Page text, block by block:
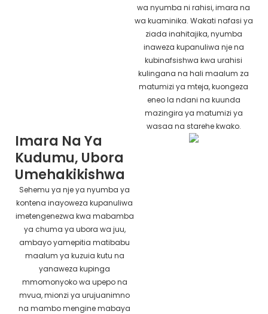
wa nyumba ni rahisi, imara na
wa kuaminika. Wakati nafasi ya
ziada inahitajika, nyumba
inaweza kupanuliwa nje na
kubinafsishwa kwa urahisi
kulingana na hali maalum za
matumizi ya mteja, kuongeza
eneo la ndani na kuunda
mazingira ya matumizi ya
wasaa na starehe kwako.
Imara Na Ya
Kudumu, Ubora
Umehakikishwa
Sehemu ya nje ya nyumba ya
kontena inayoweza kupanuliwa
imetengenezwa kwa mabamba
ya chuma ya ubora wa juu,
ambayo yamepitia matibabu
maalum ya kuzuia kutu na
yanaweza kupinga
mmomonyoko wa upepo na
mvua, mionzi ya urujuanimno
na mambo mengine mabaya